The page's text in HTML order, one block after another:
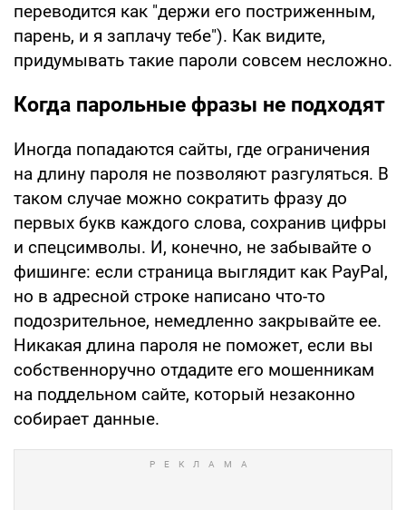
переводится как "держи его постриженным,
парень, и я заплачу тебе"). Как видите,
придумывать такие пароли совсем несложно.
Когда парольные фразы не подходят
Иногда попадаются сайты, где ограничения
на длину пароля не позволяют разгуляться. В
таком случае можно сократить фразу до
первых букв каждого слова, сохранив цифры
и спецсимволы. И, конечно, не забывайте о
фишинге: если страница выглядит как PayPal,
но в адресной строке написано что-то
подозрительное, немедленно закрывайте ее.
Никакая длина пароля не поможет, если вы
собственноручно отдадите его мошенникам
на поддельном сайте, который незаконно
собирает данные.